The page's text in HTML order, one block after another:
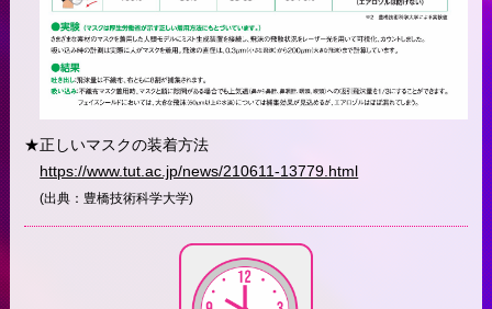
正しいマスクの装着方法
https://www.tut.ac.jp/news/210611-13779.html
(出典：豊橋技術科学大学)